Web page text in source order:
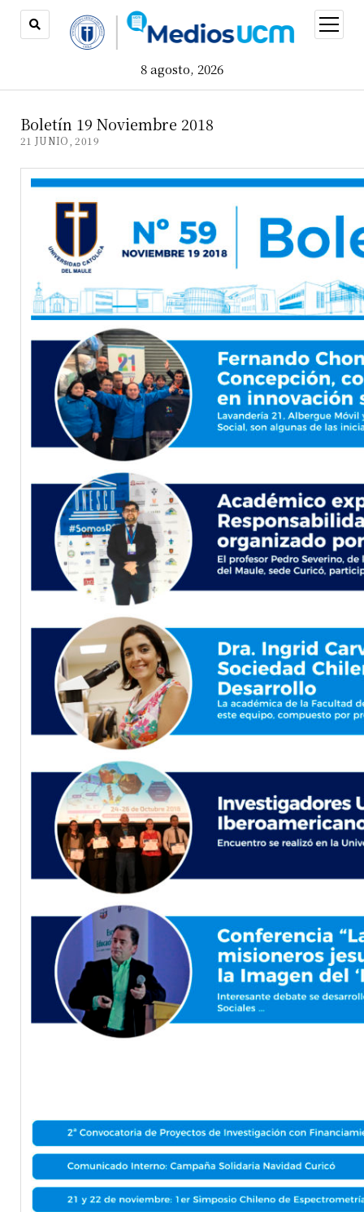
8 agosto, 2026
open
menu
Boletín 19 Noviembre 2018
21 JUNIO, 2019